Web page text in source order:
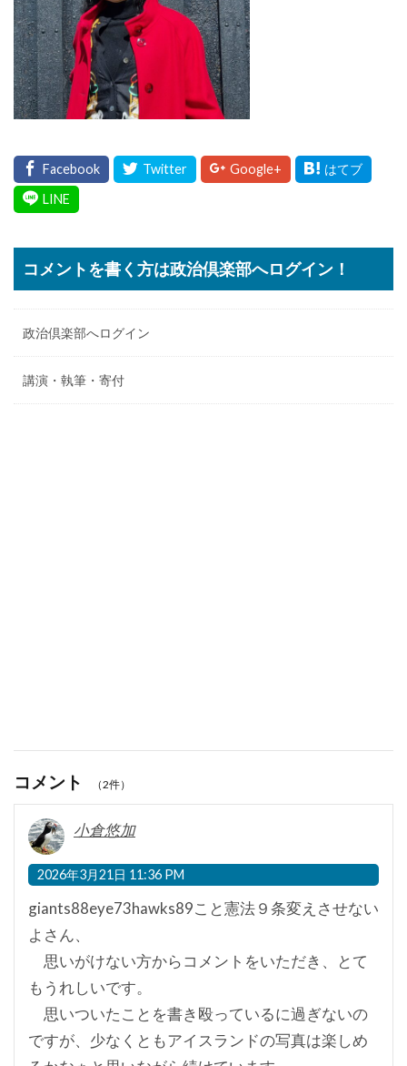
コメントを書く方は政治倶楽部へログイン！
政治倶楽部へログイン
講演・執筆・寄付
コメント （2件）
小倉悠加
2026年3月21日 11:36 PM
giants88eye73hawks89こと憲法９条変えさせない
よさん、
思いがけない方からコメントをいただき、とて
もうれしいです。
思いついたことを書き殴っているに過ぎないの
ですが、少なくともアイスランドの写真は楽しめ